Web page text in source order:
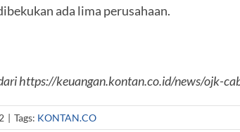
ada lima perusahaan.
https://keuangan.kontan.co.id/news/ojk-
| Tags: KONTAN.CO